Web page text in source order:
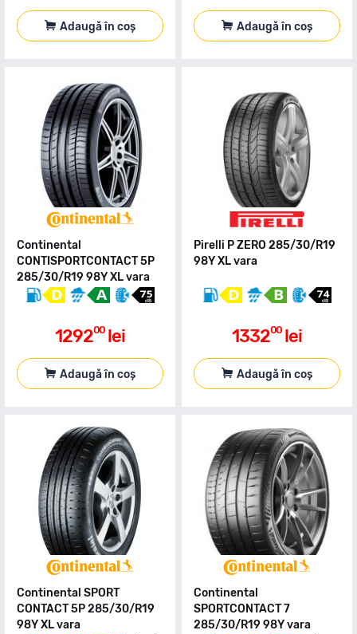
Adaugă în coș Adaugă în coș
Continental
CONTISPORTCONTACT 5P
285/30/R19 98Y XL vara
129200 lei
Adaugă în coș
Pirelli P ZERO 285/30/R19
98Y XL vara
133200 lei
Adaugă în coș
Continental SPORT
CONTACT 5P 285/30/R19
98Y XL vara
Continental
SPORTCONTACT 7
285/30/R19 98Y vara